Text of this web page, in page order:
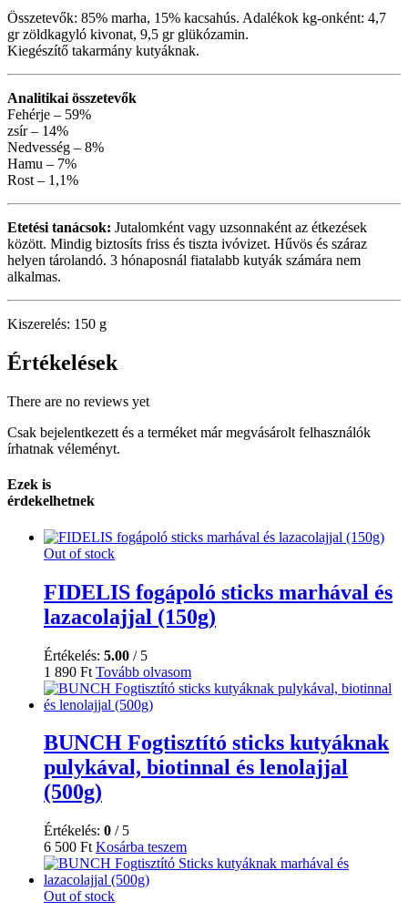
Összetevők: 85% marha, 15% kacsahús. Adalékok kg-onként: 4,7
gr zöldkagyló kivonat, 9,5 gr glükózamin.
Kiegészítő takarmány kutyáknak.
Analitikai összetevők
Fehérje – 59%
zsír – 14%
Nedvesség – 8%
Hamu – 7%
Rost – 1,1%
Etetési tanácsok: Jutalomként vagy uzsonnaként az étkezések
között. Mindig biztosíts friss és tiszta ivóvizet. Hűvös és száraz
helyen tárolandó. 3 hónaposnál fiatalabb kutyák számára nem
alkalmas.
Kiszerelés: 150 g
Értékelések
There are no reviews yet
Csak bejelentkezett és a terméket már megvásárolt felhasználók
írhatnak véleményt.
Ezek is
érdekelhetnek
Out of stock
FIDELIS fogápoló sticks marhával és
lazacolajjal (150g)
Értékelés: 5.00 / 5
1 890 Ft Tovább olvasom
BUNCH Fogtisztító sticks kutyáknak
pulykával, biotinnal és lenolajjal
(500g)
Értékelés: 0 / 5
6 500 Ft Kosárba teszem
Out of stock